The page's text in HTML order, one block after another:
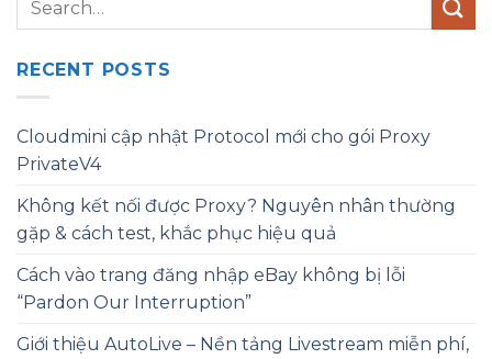
RECENT POSTS
Cloudmini cập nhật Protocol mới cho gói Proxy
PrivateV4
Không kết nối được Proxy? Nguyên nhân thường
gặp & cách test, khắc phục hiệu quả
Cách vào trang đăng nhập eBay không bị lỗi
“Pardon Our Interruption”
Giới thiệu AutoLive – Nền tảng Livestream miễn phí,